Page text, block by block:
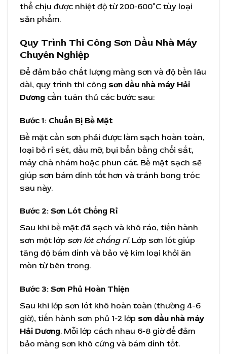
thể chịu được nhiệt độ từ 200-600°C tùy loại
sản phẩm.
Quy Trình Thi Công Sơn Dầu Nhà Máy
Chuyên Nghiệp
Để đảm bảo chất lượng màng sơn và độ bền lâu
dài, quy trình thi công sơn dầu nhà máy Hải
Dương cần tuân thủ các bước sau:
Bước 1: Chuẩn Bị Bề Mặt
Bề mặt cần sơn phải được làm sạch hoàn toàn,
loại bỏ rỉ sét, dầu mỡ, bụi bẩn bằng chổi sắt,
máy chà nhám hoặc phun cát. Bề mặt sạch sẽ
giúp sơn bám dính tốt hơn và tránh bong tróc
sau này.
Bước 2: Sơn Lót Chống Rỉ
Sau khi bề mặt đã sạch và khô ráo, tiến hành
sơn một lớp sơn lót chống rỉ. Lớp sơn lót giúp
tăng độ bám dính và bảo vệ kim loại khỏi ăn
mòn từ bên trong.
Bước 3: Sơn Phủ Hoàn Thiện
Sau khi lớp sơn lót khô hoàn toàn (thường 4-6
giờ), tiến hành sơn phủ 1-2 lớp sơn dầu nhà máy
Hải Dương. Mỗi lớp cách nhau 6-8 giờ để đảm
bảo màng sơn khô cứng và bám dính tốt.